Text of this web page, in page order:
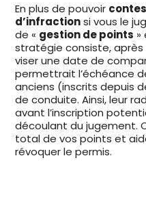
En plus de pouvoir
d’infractionsi vous le
de « gestion de points »
stratégie consiste, après
viser une date de
permettrait l’échéance
anciens (inscrits depuis
de conduite. Ainsi, leur
avant l’inscription
découlant du jugement.
total de vos points et
révoquer le permis.